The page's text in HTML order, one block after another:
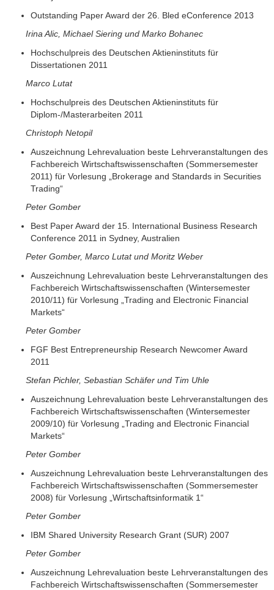
Outstanding Paper Award der 26. Bled eConference 2013
Irina Alic, Michael Siering und Marko Bohanec
Hochschulpreis des Deutschen Aktieninstituts für
Dissertationen 2011
Marco Lutat
Hochschulpreis des Deutschen Aktieninstituts für
Diplom-/Masterarbeiten 2011
Christoph Netopil
Auszeichnung Lehrevaluation beste Lehrveranstaltungen des
Fachbereich Wirtschaftswissenschaften (Sommersemester
2011) für Vorlesung „Brokerage and Standards in Securities
Trading“
Peter Gomber
Best Paper Award der 15. International Business Research
Conference 2011 in Sydney, Australien
Peter Gomber, Marco Lutat und Moritz Weber
Auszeichnung Lehrevaluation beste Lehrveranstaltungen des
Fachbereich Wirtschaftswissenschaften (Wintersemester
2010/11) für Vorlesung „Trading and Electronic Financial
Markets“
Peter Gomber
FGF Best Entrepreneurship Research Newcomer Award
2011
Stefan Pichler, Sebastian Schäfer und Tim Uhle
Auszeichnung Lehrevaluation beste Lehrveranstaltungen des
Fachbereich Wirtschaftswissenschaften (Wintersemester
2009/10) für Vorlesung „Trading and Electronic Financial
Markets“
Peter Gomber
Auszeichnung Lehrevaluation beste Lehrveranstaltungen des
Fachbereich Wirtschaftswissenschaften (Sommersemester
2008) für Vorlesung „Wirtschaftsinformatik 1“
Peter Gomber
IBM Shared University Research Grant (SUR) 2007
Peter Gomber
Auszeichnung Lehrevaluation beste Lehrveranstaltungen des
Fachbereich Wirtschaftswissenschaften (Sommersemester